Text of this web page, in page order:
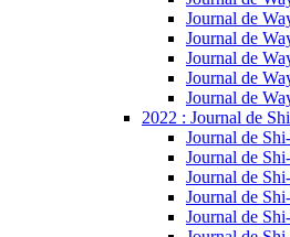
Journal de
Journal de
Journal de
Journal de
Journal de
2022 : Journal de
Journal de
Journal de
Journal de
Journal de
Journal de